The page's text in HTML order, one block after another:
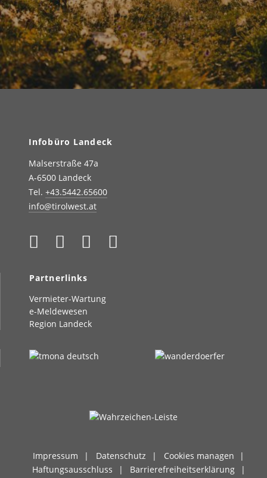
Infobüro Landeck
Malserstraße 47a
A-6500 Landeck
Tel. +43.5442.65600
info@tirolwest.at
Partnerlinks
Vermieter-Wartung
e-Meldewesen
Region Landeck
Impressum Datenschutz
Cookies managen
Haftungsausschluss
Barrierefreiheitserklärung